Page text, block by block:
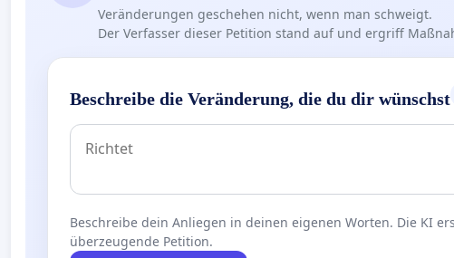
Veränderungen geschehen nicht, wenn man schweigt.
Der Verfasser dieser Petition stand auf und ergriff
Beschreibe die Veränderung, die du dir wünschst
Beschreibe dein Anliegen in deinen eigenen Worten. Die KI
überzeugende Petition.